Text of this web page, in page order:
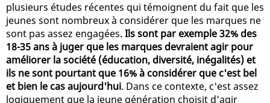
plusieurs études récentes qui témoignent du fait que les
jeunes sont nombreux à considérer que les marques ne
sont pas assez engagées. Ils sont par exemple 32% des
18-35 ans à juger que les marques devraient agir pour
améliorer la société (éducation, diversité, inégalités) et
ils ne sont pourtant que 16% à considérer que c'est bel
et bien le cas aujourd'hui. Dans ce contexte, c'est assez
logiquement que la jeune génération choisit d'agir